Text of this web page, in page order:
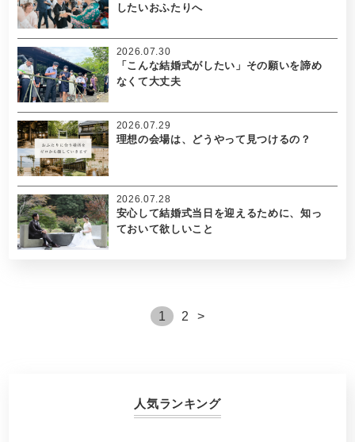
したいおふたりへ
「こんな結婚式がしたい」その願いを諦め
なくて大丈夫
2026.07.30
理想の会場は、どうやって見つけるの？
2026.07.29
安心して結婚式当日を迎えるために、知っ
ておいて欲しいこと
2026.07.28
1 2 >
人気ランキング